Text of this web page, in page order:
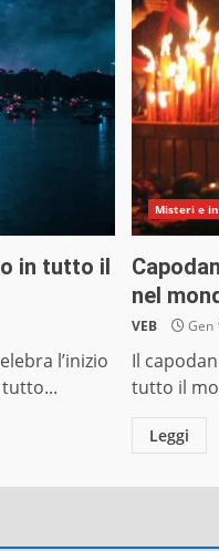
in tutto il
l’inizio
Misteri e
nel
VEB Gen
Il
tutto il
Leggi